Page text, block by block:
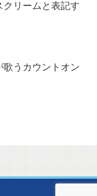
クリームと表記す
歌うカウントオン